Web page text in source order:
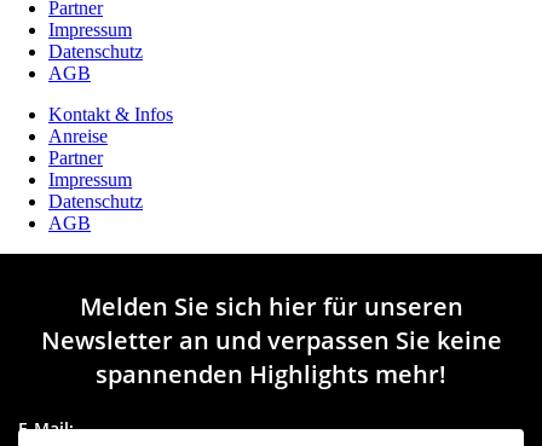
Partner
Impressum
Datenschutz
AGB
Kontakt & Infos
Anreise
Partner
Impressum
Datenschutz
AGB